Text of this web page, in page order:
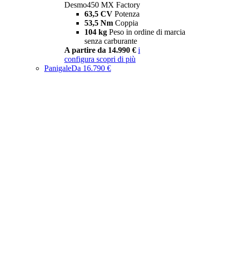
Desmo450 MX Factory
63,5 CV Potenza
53,5 Nm Coppia
104 kg Peso in ordine di marcia
senza carburante
A partire da 14.990 € i
configura scopri di più
PanigaleDa 16.790 €